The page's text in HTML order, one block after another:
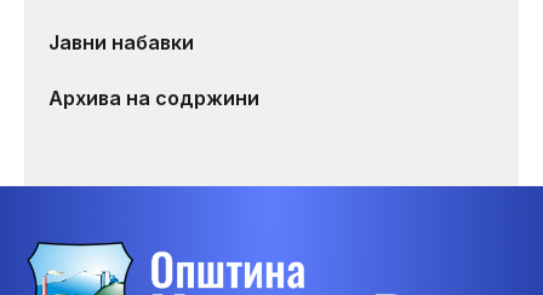
Јавни набавки
Архива на содржини